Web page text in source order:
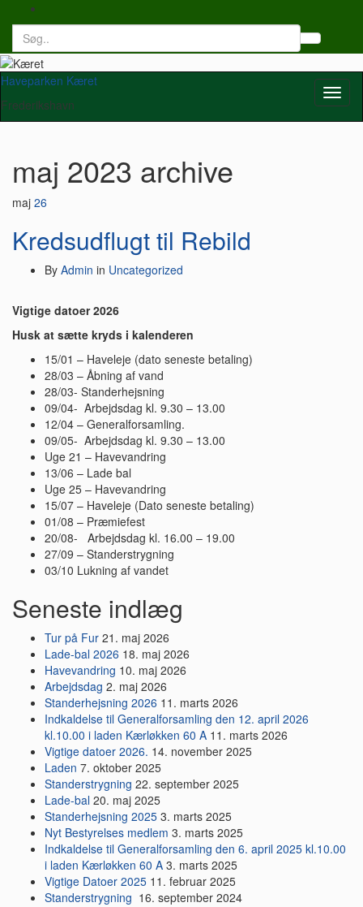
form
Search
for:
Haveparken Kæret
Frederikshavn
maj 2023 archive
maj 26
Kredsudflugt til Rebild
By Admin in Uncategorized
Vigtige datoer 2026
Husk at sætte kryds i kalenderen
15/01 – Haveleje (dato seneste betaling)
28/03 – Åbning af vand
28/03- Standerhejsning
09/04- Arbejdsdag kl. 9.30 – 13.00
12/04 – Generalforsamling.
09/05- Arbejdsdag kl. 9.30 – 13.00
Uge 21 – Havevandring
13/06 – Lade bal
Uge 25 – Havevandring
15/07 – Haveleje (Dato seneste betaling)
01/08 – Præmiefest
20/08- Arbejdsdag kl. 16.00 – 19.00
27/09 – Standerstrygning
03/10 Lukning af vandet
Seneste indlæg
Tur på Fur 21. maj 2026
Lade-bal 2026 18. maj 2026
Havevandring 10. maj 2026
Arbejdsdag 2. maj 2026
Standerhejsning 2026 11. marts 2026
Indkaldelse til Generalforsamling den 12. april 2026
kl.10.00 i laden Kærløkken 60 A 11. marts 2026
Vigtige datoer 2026. 14. november 2025
Laden 7. oktober 2025
Standerstrygning 22. september 2025
Lade-bal 20. maj 2025
Standerhejsning 2025 3. marts 2025
Nyt Bestyrelses medlem 3. marts 2025
Indkaldelse til Generalforsamling den 6. april 2025 kl.10.00
i laden Kærløkken 60 A 3. marts 2025
Vigtige Datoer 2025 11. februar 2025
Standerstrygning 16. september 2024